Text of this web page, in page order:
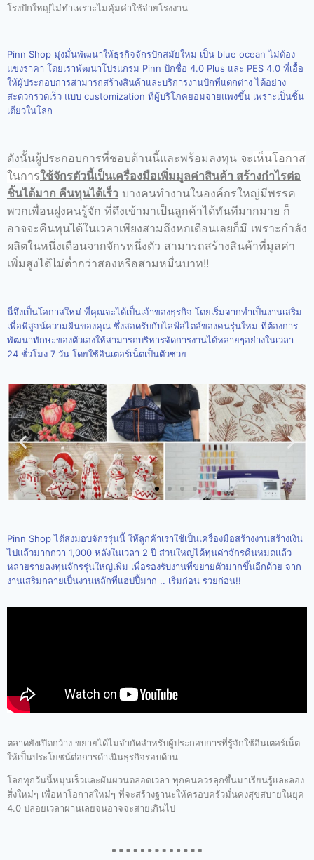
โรงปักใหญ่ไม่ทำเพราะไม่คุ้มค่าใช้จ่ายโรงงาน
Pinn Shop มุ่งมั่นพัฒนาให้ธุรกิจจักรปักสมัยใหม่ เป็น blue ocean ไม่ต้อง
แข่งราคา โดยเราพัฒนาโปรแกรม Pinn ปักชื่อ 4.0 Plus และ PES 4.0 ที่เอื้อ
ให้ผู้ประกอบการสามารถสร้างสินค้าและบริการงานปักที่แตกต่าง ได้อย่าง
สะดวกรวดเร็ว แบบ customization ที่ผู้บริโภคยอมจ่ายแพงขึ้น เพราะเป็นชิ้น
เดียวในโลก
ดังนั้นผู้ประกอบการที่ชอบด้านนี้และพร้อมลงทุน จะเห็นโอกาส
ในการใช้จักรตัวนี้เป็นเครื่องมือเพิ่มมูลค่าสินค้า สร้างกำไรต่อ
ชิ้นได้มาก คืนทุนได้เร็ว บางคนทำงานในองค์กรใหญ่มีพรรค
พวกเพื่อนฝูงคนรู้จัก ที่ดึงเข้ามาเป็นลูกค้าได้ทันทีมากมาย ก็
อาจจะคืนทุนได้ในเวลาเพียงสามถึงหกเดือนเลยก็มี เพราะกำลัง
ผลิตในหนึ่งเดือนจากจักรหนึ่งตัว สามารถสร้างสินค้าที่มูลค่า
เพิ่มสูงได้ไม่ต่ำกว่าสองหรือสามหมื่นบาท!!
นี่จึงเป็นโอกาสใหม่ ที่คุณจะได้เป็นเจ้าของธุรกิจ โดยเริ่มจากทำเป็นงานเสริม
เพื่อพิสูจน์ความฝันของคุณ ซึ่งสอดรับกับไลฟ์สไตล์ของคนรุ่นใหม่ ที่ต้องการ
พัฒนาทักษะของตัวเองให้สามารถบริหารจัดการงานได้หลายๆอย่างในเวลา
24 ชั่วโมง 7 วัน โดยใช้อินเตอร์เน็ตเป็นตัวช่วย
Pinn Shop ได้ส่งมอบจักรรุ่นนี้ ให้ลูกค้าเราใช้เป็นเครื่องมือสร้างงานสร้างเงิน
ไปแล้วมากกว่า 1,000 หลังในเวลา 2 ปี ส่วนใหญ่ได้ทุนค่าจักรคืนหมดแล้ว
หลายรายลงทุนจักรรุ่นใหญ่เพิ่ม เพื่อรองรับงานที่ขยายตัวมากขึ้นอีกด้วย จาก
งานเสริมกลายเป็นงานหลักที่แฮปปี้มาก .. เริ่มก่อน รวยก่อน!!
ตลาดยังเปิดกว้าง ขยายได้ไม่จำกัดสำหรับผู้ประกอบการที่รู้จักใช้อินเตอร์เน็ต
ให้เป็นประโยชน์ต่อการดำเนินธุรกิจรอบด้าน
โลกทุกวันนี้หมุนเร็วและผันผวนตลอดเวลา ทุกคนควรลุกขึ้นมาเรียนรู้และลอง
สิ่งใหม่ๆ เพื่อหาโอกาสใหม่ๆ ที่จะสร้างฐานะให้ครอบครัวมั่นคงสุขสบายในยุค
4.0 ปล่อยเวลาผ่านเลยจนอาจจะสายเกินไป